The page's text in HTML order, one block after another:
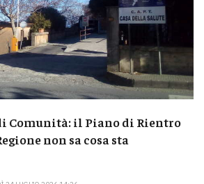
Comunità: il Piano di Rientro
non sa cosa sta